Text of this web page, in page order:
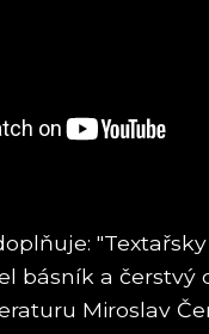
básník a čerstvý
Miroslav